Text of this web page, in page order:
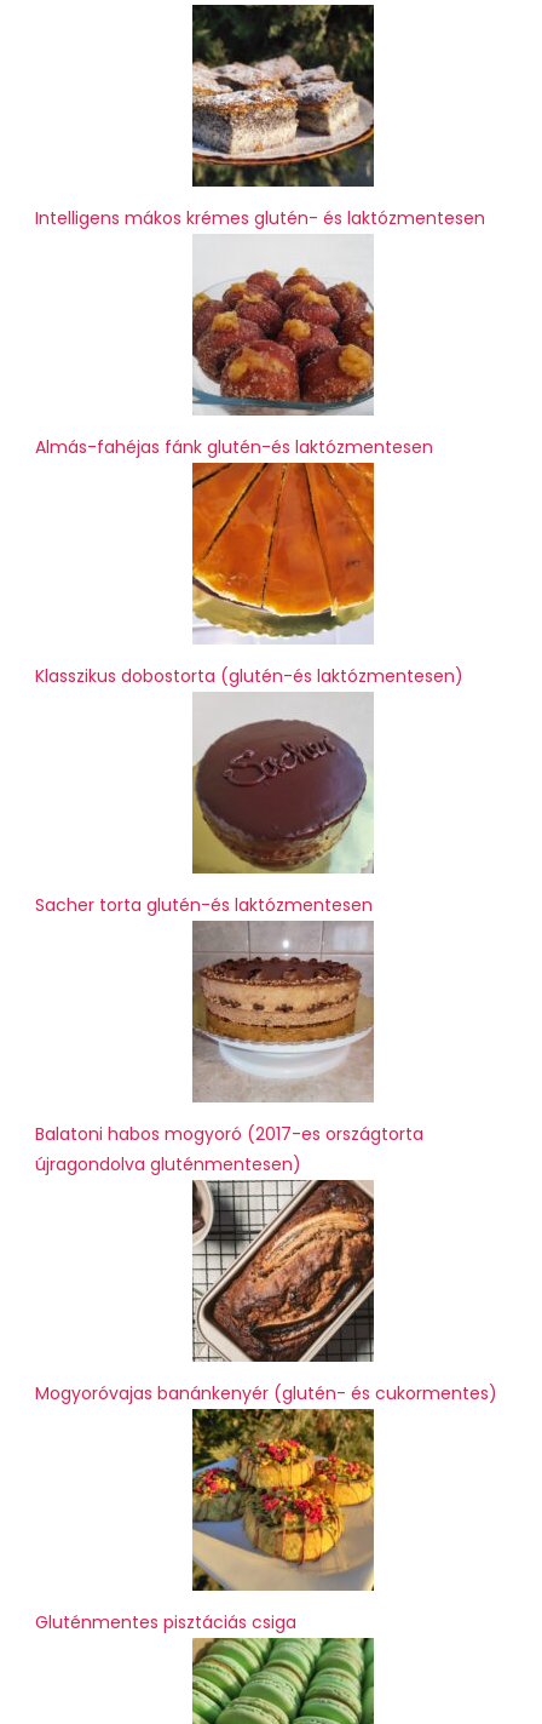
Intelligens mákos krémes glutén- és laktózmentesen
Almás-fahéjas fánk glutén-és laktózmentesen
Klasszikus dobostorta (glutén-és laktózmentesen)
Sacher torta glutén-és laktózmentesen
Balatoni habos mogyoró (2017-es országtorta
újragondolva gluténmentesen)
Mogyoróvajas banánkenyér (glutén- és cukormentes)
Gluténmentes pisztáciás csiga